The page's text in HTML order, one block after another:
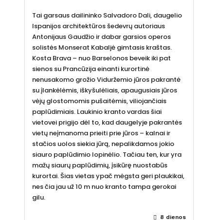
Tai garsaus dailininko Salvadoro Dali, daugelio
Ispanijos architektūros šedevrų autoriaus
Antonijaus Gaudžio ir dabar garsios operos
solistės Monserat Kabaljė gimtasis kraštas.
Kosta Brava – nuo Barselonos beveik iki pat
sienos su Prancūzija einanti kurortinė
nenusakomo grožio Viduržemio jūros pakrantė
su įlankėlėmis, iškyšulėliais, apaugusiais jūros
vėjų glostomomis pušaitėmis, viliojančiais
paplūdimiais. Laukinio kranto vardas šiai
vietovei prigijo dėl to, kad daugelyje pakrantės
vietų neįmanoma prieiti prie jūros – kalnai ir
stačios uolos siekia jūrą, nepalikdamos jokio
siauro paplūdimio lopinėlio. Tačiau ten, kur yra
mažų siaurų paplūdimių, įsikūrę nuostabūs
kurortai. Šias vietas ypač mėgsta geri plaukikai,
nes čia jau už 10 m nuo kranto tampa gerokai
gilu.
8 dienos